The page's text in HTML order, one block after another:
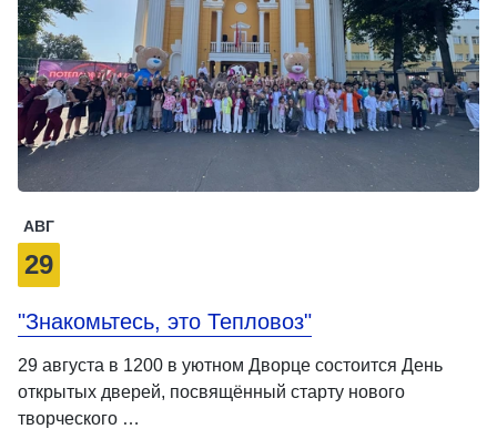
АВГ
29
"Знакомьтесь, это Тепловоз"
29 августа в 1200 в уютном Дворце состоится День
открытых дверей, посвящённый старту нового
творческого …